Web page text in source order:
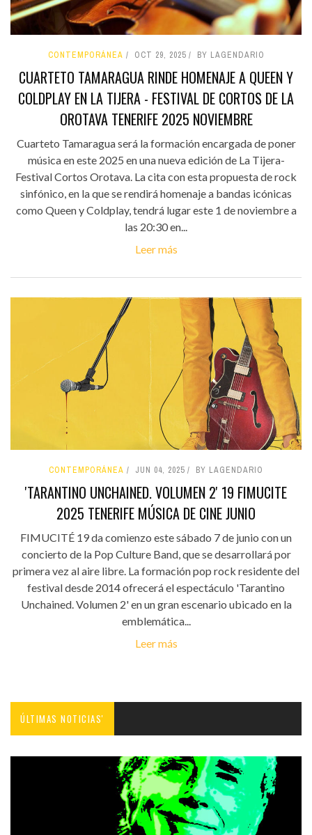
CONTEMPORÁNEA OCT 29, 2025 BY LAGENDARIO
CUARTETO TAMARAGUA RINDE HOMENAJE A QUEEN Y
COLDPLAY EN LA TIJERA - FESTIVAL DE CORTOS DE LA
OROTAVA TENERIFE 2025 NOVIEMBRE
Cuarteto Tamaragua será la formación encargada de poner
música en este 2025 en una nueva edición de La Tijera-
Festival Cortos Orotava. La cita con esta propuesta de rock
sinfónico, en la que se rendirá homenaje a bandas icónicas
como Queen y Coldplay, tendrá lugar este 1 de noviembre a
las 20:30 en...
Leer más
CONTEMPORÁNEA JUN 04, 2025 BY LAGENDARIO
'TARANTINO UNCHAINED. VOLUMEN 2' 19 FIMUCITE
2025 TENERIFE MÚSICA DE CINE JUNIO
FIMUCITÉ 19 da comienzo este sábado 7 de junio con un
concierto de la Pop Culture Band, que se desarrollará por
primera vez al aire libre. La formación pop rock residente del
festival desde 2014 ofrecerá el espectáculo 'Tarantino
Unchained. Volumen 2' en un gran escenario ubicado en la
emblemática...
Leer más
ÚLTIMAS NOTICIAS'